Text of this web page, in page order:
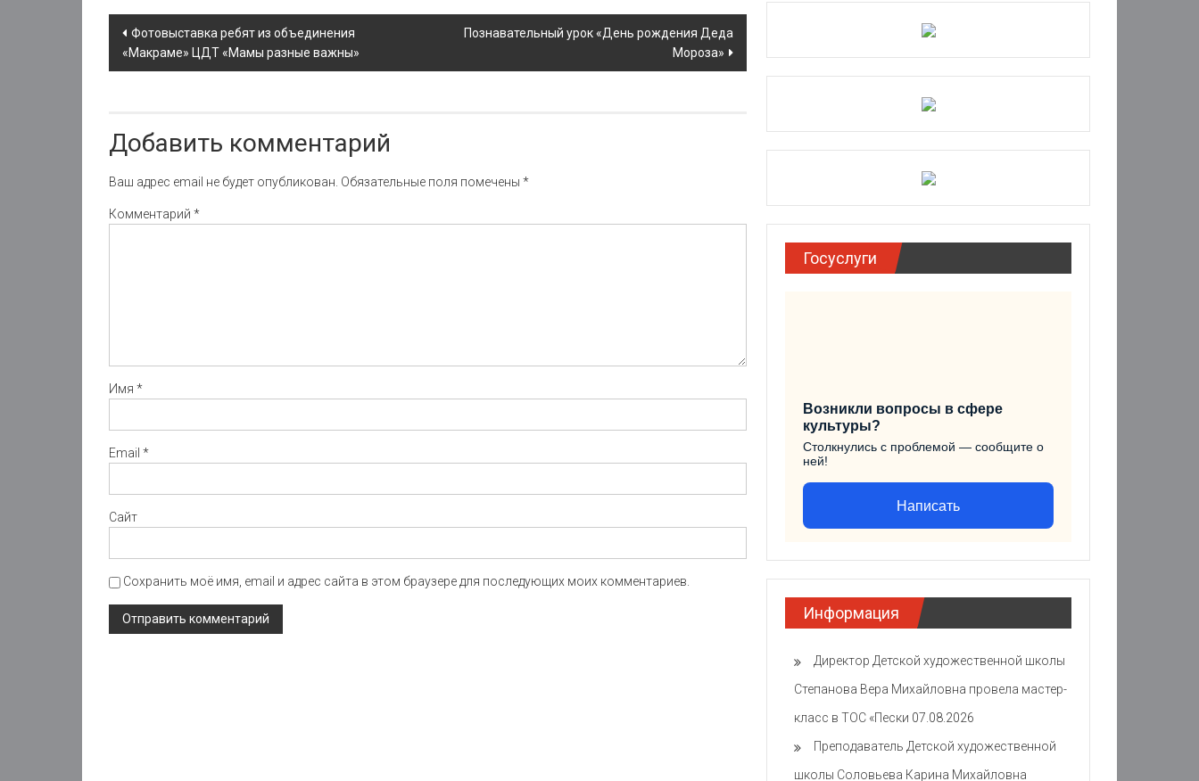
Post
navigation
Фотовыставка ребят из объединения
«Макраме» ЦДТ «Мамы разные важны»
Познавательный урок «День рождения Деда
Мороза»
Добавить комментарий
Ваш адрес email не будет опубликован. Обязательные поля помечены *
Комментарий *
Имя *
Email *
Сайт
Сохранить моё имя, email и адрес сайта в этом браузере для последующих моих комментариев.
Госуслуги
Возникли вопросы в сфере
культуры?
Столкнулись с проблемой — сообщите о
ней!
Написать
Информация
Директор Детской художественной школы
Степанова Вера Михайловна провела мастер-
класс в ТОС «Пески 07.08.2026
Преподаватель Детской художественной
школы Соловьева Карина Михайловна